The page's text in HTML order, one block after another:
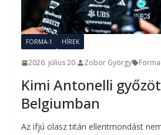
FORMA-1 HÍREK
2026. július 20. Zobor György
Kimi Antonelli
Belgiumban
Az ifjú olasz titán ellentmondást